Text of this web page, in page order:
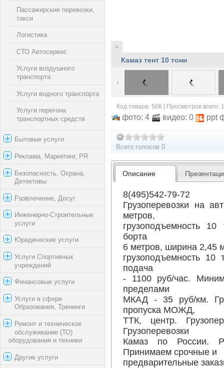
Пассажирские перевозки,
такси
Логистика
СТО Автосервис
Услуги воздушного
транспорта
Услуги водного транспорта
Услуги перегона
транспортных средств
Бытовые услуги
Реклама, Маркетинг, PR
Безопасность, Охрана,
Детективы
Развлечение, Досуг
Инженерно-Строительные
услуги
Юридические услуги
Услуги Спортивных
учреждений
Финансовые услуги
Услуги в сфере
Образования, Тренинги
Ремонт и техническое
обслуживание (ТО)
оборудования и техники
Другие услуги
Камаз тент 10 тонн
Код товара: 506 | Просмотров всего:
фото: 4 видео: 0 ppt
Всего голосов 0
Описание
8(495)542-79-72
Грузоперевозки на
метров,
грузоподъемность
борта
6 метров, ширина 2,45
грузоподъемность
подача
- 1100 руб/час.
пределами
МКАД - 35 руб/км.
пропуска МОЖД,
ТТК, центр.
Грузоперевозки
Камаз по России.
Принимаем срочные и
предварительные